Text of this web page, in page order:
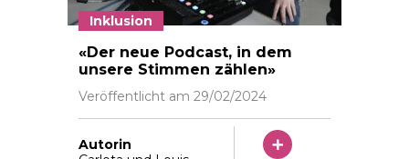
Inklusion
«Der neue Podcast, in dem
unsere Stimmen zählen»
Veröffentlicht am 29/02/2024
Autorin